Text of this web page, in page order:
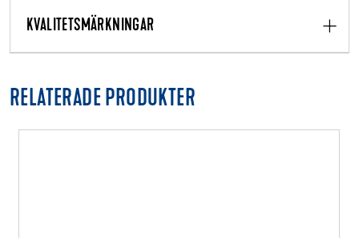
KVALITETSMÄRKNINGAR
RELATERADE PRODUKTER